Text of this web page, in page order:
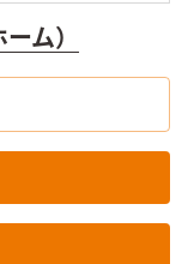
ム）